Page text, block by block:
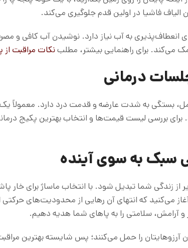
الیاف فاشیا در اولین قدم جلوگیری می‌کند.
انعطاف‌پذیری به آب نیاز دارد. نوشیدن آب کافی و
نکات مراقبت از
درمانی
بررسی لیست قیمت‌ها و انتخاب بهترین پکیج
سبک به سوی آینده
از زندگی شما تبدیل شود. با انتخاب ماساژ برای خار
می‌کنید که انتهای آن رهایی از محدودیت‌های
و آرامش، سلامتی را به پاهای شما هدیه دهیم.
آرزوهایتان را حمل می‌کنند؛ پس شایسته بهترین